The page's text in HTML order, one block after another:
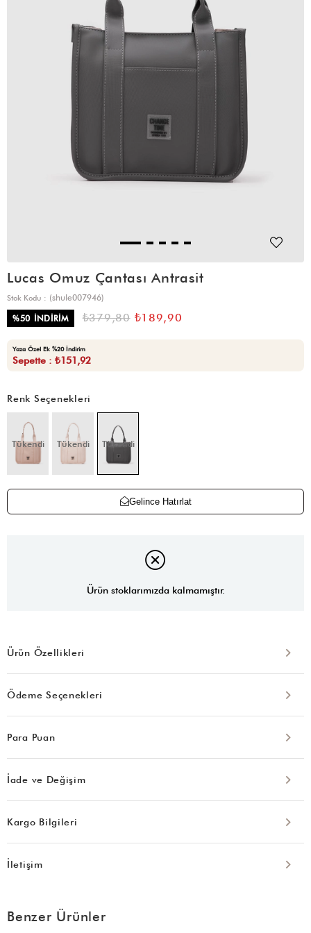
Lucas Omuz Çantası Antrasit
Stok Kodu
(shule007946)
%50 İNDIRIM ₺379,80 ₺189,90
Yaza Özel Ek %20 İndirim
Sepette : ₺151,92
Renk Seçenekleri
Tükendi Tükendi Tükendi
Gelince Hatırlat
Ürün stoklarımızda kalmamıştır.
Ürün Özellikleri
Ödeme Seçenekleri
Para Puan
İade ve Değişim
Kargo Bilgileri
İletişim
Benzer Ürünler